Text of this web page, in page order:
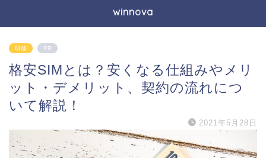
winnova
研修 PR
格安SIMとは？安くなる仕組みやメリ
ット・デメリット、契約の流れにつ
いて解説！
2021年5月28日